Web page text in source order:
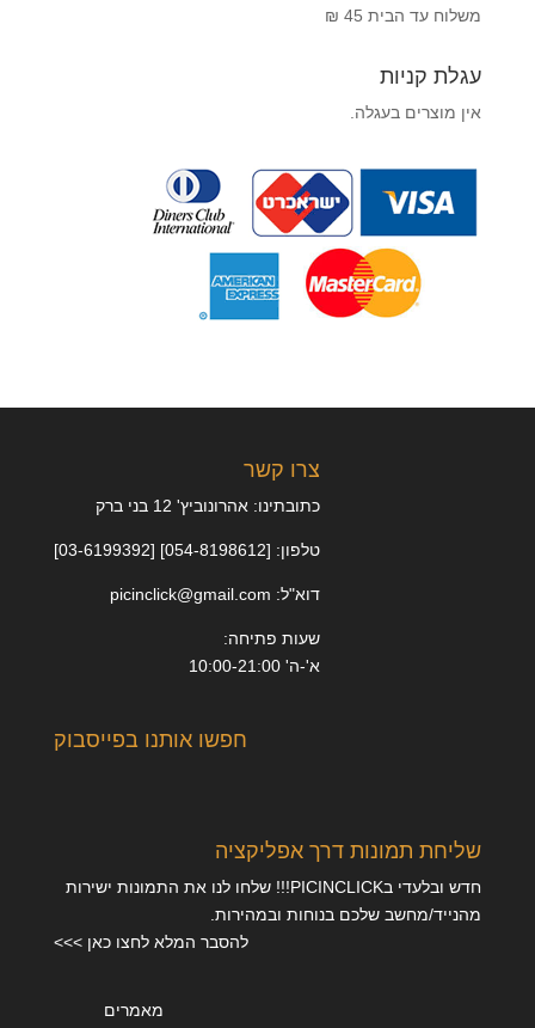
משלוח עד הבית 45 ₪
עגלת קניות
אין מוצרים בעגלה.
צרו קשר
כתובתינו: אהרונוביץ' 12 בני ברק
טלפון: [054-8198612] [03-6199392]
דוא"ל: picinclick@gmail.com
שעות פתיחה:
א'-ה' 10:00-21:00
חפשו אותנו בפייסבוק
שליחת תמונות דרך אפליקציה
חדש ובלעדי בPICINCLICK!!! שלחו לנו את התמונות ישירות
מהנייד/מחשב שלכם בנוחות ובמהירות.
להסבר המלא לחצו כאן >>>
מאמרים